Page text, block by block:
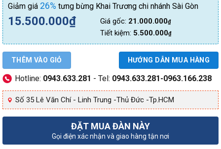
Giảm giá 26% tưng bừng Khai Trương chi nhánh Sài Gòn
15.500.000₫ Giá gốc: 21.000.000₫
Tiết kiệm: 5.500.000₫
THÊM VÀO GIỎ HƯỚNG DẪN MUA HÀNG
Hotline: 0943.633.281 - Tel: 0943.633.281-0963.166.238
Số 35 Lê Văn Chí - Linh Trung -Thủ Đức -Tp.HCM
ĐẶT MUA ĐÀN NÀY
Gọi điện xác nhận và giao hàng tận nơi